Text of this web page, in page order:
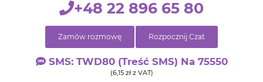
+48 22 896 65 80
Zamów rozmowę Rozpocznij Czat
SMS: TWD80 (treść SMS) Na 75550
(6,15 zł z VAT)